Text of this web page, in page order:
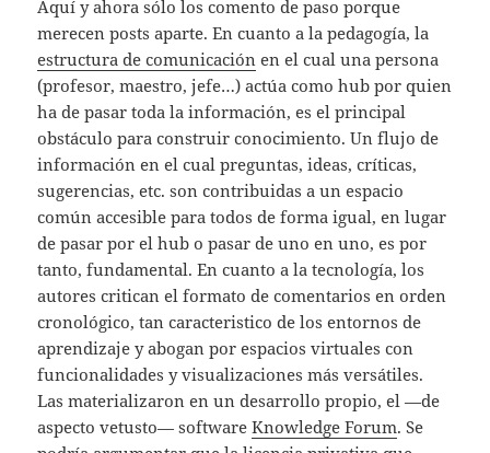
Aquí y ahora sólo los comento de paso porque
merecen posts aparte. En cuanto a la pedagogía, la
estructura de comunicación en el cual una persona
(profesor, maestro, jefe…) actúa como hub por quien
ha de pasar toda la información, es el principal
obstáculo para construir conocimiento. Un flujo de
información en el cual preguntas, ideas, críticas,
sugerencias, etc. son contribuidas a un espacio
común accesible para todos de forma igual, en lugar
de pasar por el hub o pasar de uno en uno, es por
tanto, fundamental. En cuanto a la tecnología, los
autores critican el formato de comentarios en orden
cronológico, tan caracteristico de los entornos de
aprendizaje y abogan por espacios virtuales con
funcionalidades y visualizaciones más versátiles.
Las materializaron en un desarrollo propio, el —de
aspecto vetusto— softwareKnowledge Forum. Se